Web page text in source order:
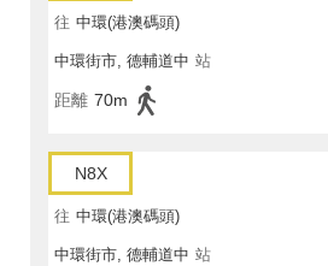
往 中環(港澳碼頭)
中環街市, 德輔道中 站
距離 70m
N8X
往 中環(港澳碼頭)
中環街市, 德輔道中 站